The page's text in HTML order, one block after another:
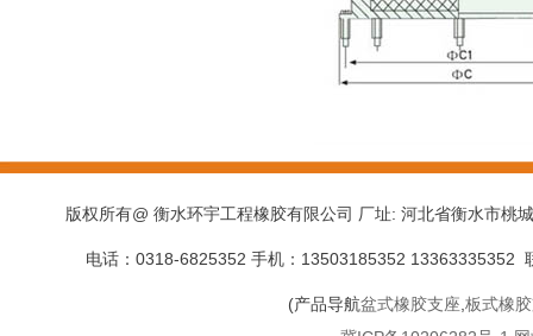
版权所有@ 衡水环宇工程橡胶有限公司 厂址: 河北省衡水市
电话：0318-6825352 手机：13503185352
(产品导航盆式橡胶支座 板式橡